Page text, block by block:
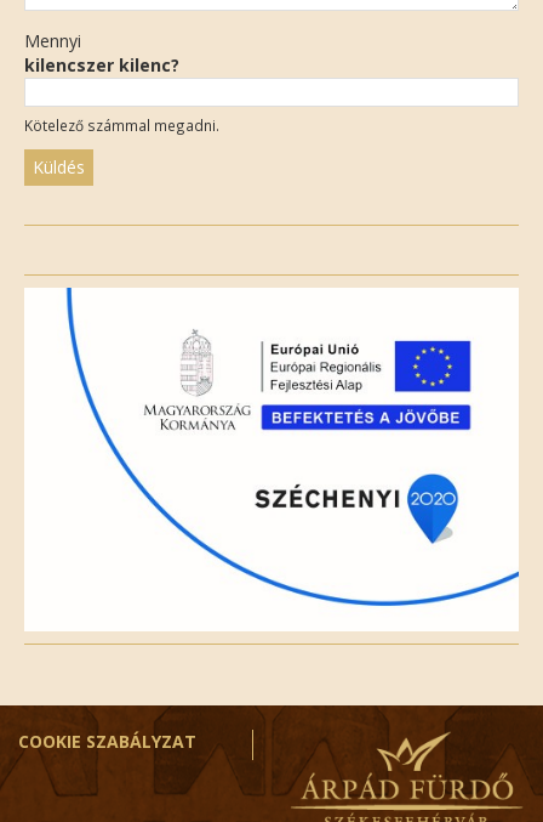
Mennyi
kilencszer kilenc?
Kötelező számmal megadni.
field
empty.
COOKIE SZABÁLYZAT